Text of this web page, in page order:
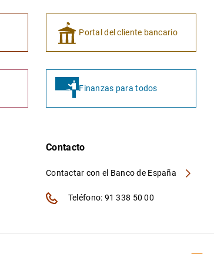
Portal del cliente bancario
Finanzas para todos
Contacto
Contactar con el Banco de España
Teléfono: 91 338 50 00